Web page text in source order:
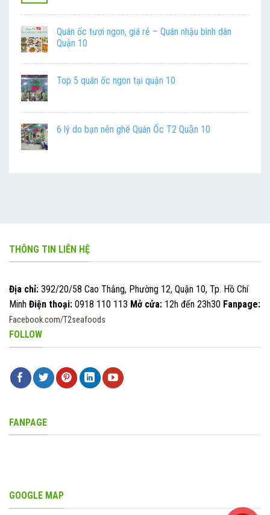
Quán ốc tươi ngon, giá rẻ – Quán nhậu bình dân
Quận 10
Top 5 quán ốc ngon tại quận 10
6 lý do bạn nên ghé Quán Ốc T2 Quận 10
THÔNG TIN LIÊN HỆ
Địa chỉ: 392/20/58 Cao Thắng, Phường 12, Quận 10, Tp. Hồ Chí
Minh Điện thoại: 0918 110 113 Mở cửa: 12h đến 23h30 Fanpage:
Facebook.com/T2seafoods
FOLLOW
FANPAGE
GOOGLE MAP